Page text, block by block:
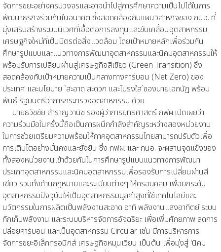
จัดการขยะอย่างครบวงจรและอาจนำไปสู่การศึกษาความเป็นไปได้ในการ
พัฒนาธุรกิจร่วมกันในอนาคต ซึ่งสอดคล้องกับแผนวิสาหกิจของ กนอ. ที่
มุ่งเสริมสร้างระบบนิเวศที่เอื้อต่อการลงทุนและขับเคลื่อนอุตสาหกรรม
เศรษฐกิจใหม่ที่เป็นมิตรต่อสิ่งแวดล้อม โดยเป้าหมายหลักเพื่อร่วมกัน
ศึกษารูปแบบและแนวทางการพัฒนาอุตสาหกรรมและนิคมอุตสาหกรรมให้
พร้อมรับการเปลี่ยนผ่านสู่เศรษฐกิจสีเขียว (Green Transition) ซึ่ง
สอดคล้องกับเป้าหมายความเป็นกลางทางคาร์บอน (Net Zero) ของ
ประเทศ และนโยบาย `สะอาด สะดวก และโปร่งใส`ของนายเอกนัฏ พร้อม
พันธุ์ รัฐมนตรีว่าการกระทรวงอุตสาหกรรม ด้วย
นายธวัชชัย สำราญวานิช รองผู้ว่าการยุทธศาสตร์ กฟผ.เปิดเผยว่า
ความร่วมมือในครั้งนี้ถือเป็นการผนึกกำลังสำคัญระหว่างสองหน่วยงาน
ในการช่วยเตรียมความพร้อมให้ภาคอุตสาหกรรมไทยสามารถปรับตัวเพื่อ
การเติบโตอย่างมั่นคงและยั่งยืน ซึ่ง กฟผ. และ กนอ. จะผสานจุดแข็งของ
ทั้งสองหน่วยงานเข้าด้วยกันในการศึกษารูปแบบแนวทางการพัฒนา
ประเภทอุตสาหกรรมและนิคมอุตสาหกรรมเพื่อรองรับการเปลี่ยนผ่านสี
เขียว รวมทั้งด้านกฎหมายและระเบียบต่างๆ ให้ครอบคลุม เพื่อยกระดับ
อุตสาหกรรมปัจจุบันให้เป็นอุตสาหกรรมมูลค่าสูงที่ใช้เทคโนโลยีและ
นวัตกรรมในการผลิตเป็นพลังงานสะอาด อาทิ พลังงานแสงอาทิตย์ ระบบ
กักเก็บพลังงาน และระบบบริหารจัดการอัจฉริยะ เพื่อเพิ่มศักยภาพ ลดการ
ปล่อยคาร์บอน และเป็นอุตสาหกรรม Circular เช่น มีการบริหารการ
จัดการขยะอิเล็กทรอนิกส์ เศรษฐกิจหมุนเวียน เป็นต้น เพื่อมุ่งสู่ 'นิคม